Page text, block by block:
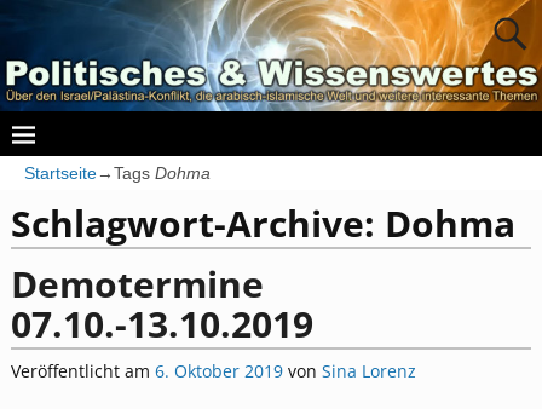
Startseite→Tags Dohma
Schlagwort-Archive: Dohma
Demotermine
07.10.-13.10.2019
Veröffentlicht am 6. Oktober 2019 von Sina Lorenz